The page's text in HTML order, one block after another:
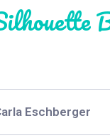
Ney
Eschberger